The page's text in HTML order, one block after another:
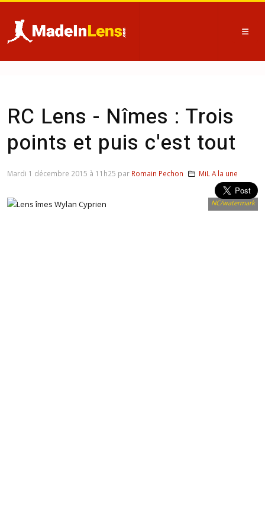
RC Lens - Nîmes : Trois
points et puis c'est tout
NC/watermark
Mardi 1 décembre 2015 à 11h25 par Romain Pechon MiL A la une